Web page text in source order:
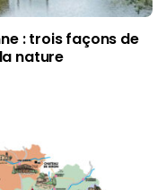
: trois façons de
nature